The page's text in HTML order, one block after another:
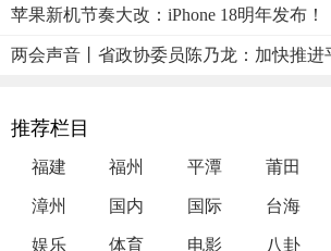
苹果新机节奏大改：iPhone 18明年发布！
两会声音丨省政协委员陈乃龙：加快推进
推荐栏目
福建 福州 平潭 莆田
漳州 国内 国际 台海
娱乐 体育 电影 八卦